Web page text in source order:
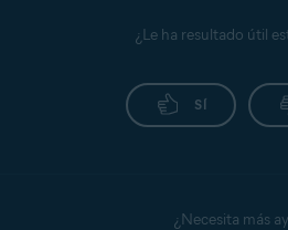
¿Le ha resultado útil
SÍ
¿Necesita más